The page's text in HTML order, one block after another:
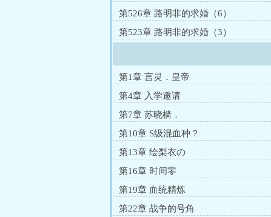
第526章 路明非的求婚（6）
第523章 路明非的求婚（3）
第1章 言灵．皇帝
第4章 入学邀请
第7章 苏晓樯．
第10章 S级混血种？
第13章 绘梨衣の
第16章 时间零
第19章 血统精炼
第22章 战争的号角